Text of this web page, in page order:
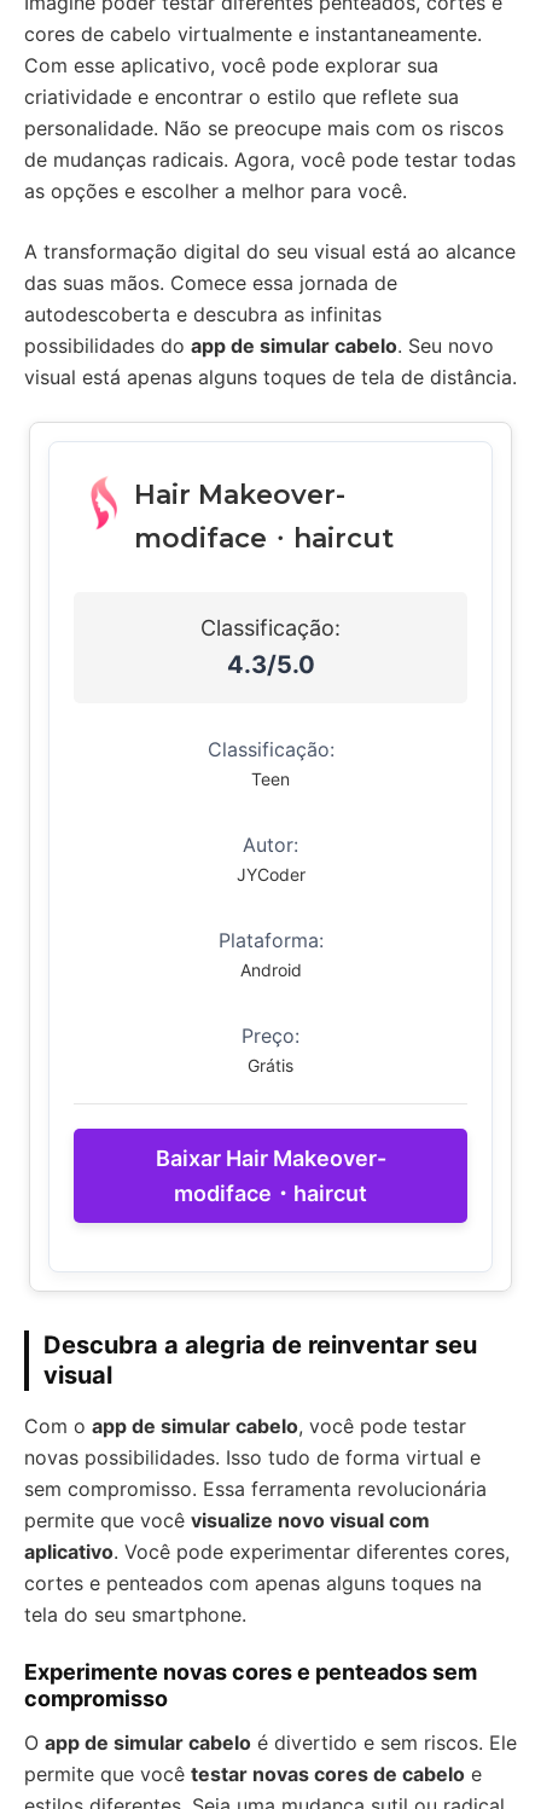
cores de cabelo virtualmente e instantaneamente.
Com esse aplicativo, você pode explorar sua
criatividade e encontrar o estilo que reflete sua
personalidade. Não se preocupe mais com os riscos
de mudanças radicais. Agora, você pode testar todas
as opções e escolher a melhor para você.
A transformação digital do seu visual está ao alcance
das suas mãos. Comece essa jornada de
autodescoberta e descubra as infinitas
possibilidades do app de simular cabelo. Seu novo
visual está apenas alguns toques de tela de distância.
Hair Makeover-
modiface・haircut
Classificação:
4.3/5.0
Classificação:
Teen
Autor:
JYCoder
Plataforma:
Android
Preço:
Grátis
Baixar Hair Makeover-
modiface・haircut
Descubra a alegria de reinventar seu
visual
Com o app de simular cabelo, você pode testar
novas possibilidades. Isso tudo de forma virtual e
sem compromisso. Essa ferramenta revolucionária
permite que você visualize novo visual com
aplicativo. Você pode experimentar diferentes cores,
cortes e penteados com apenas alguns toques na
tela do seu smartphone.
Experimente novas cores e penteados sem
compromisso
O app de simular cabelo é divertido e sem riscos. Ele
permite que você testar novas cores de cabelo e